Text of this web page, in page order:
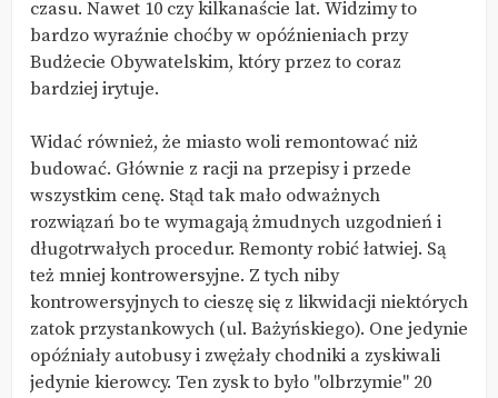
czasu. Nawet 10 czy kilkanaście lat. Widzimy to
bardzo wyraźnie choćby w opóźnieniach przy
Budżecie Obywatelskim, który przez to coraz
bardziej irytuje.
Widać również, że miasto woli remontować niż
budować. Głównie z racji na przepisy i przede
wszystkim cenę. Stąd tak mało odważnych
rozwiązań bo te wymagają żmudnych uzgodnień i
długotrwałych procedur. Remonty robić łatwiej. Są
też mniej kontrowersyjne. Z tych niby
kontrowersyjnych to cieszę się z likwidacji niektórych
zatok przystankowych (ul. Bażyńskiego). One jedynie
opóźniały autobusy i zwężały chodniki a zyskiwali
jedynie kierowcy. Ten zysk to było "olbrzymie" 20